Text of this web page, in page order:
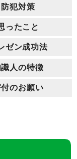
防犯対策
ったこと
ゼン成功法
人の特徴
のお願い